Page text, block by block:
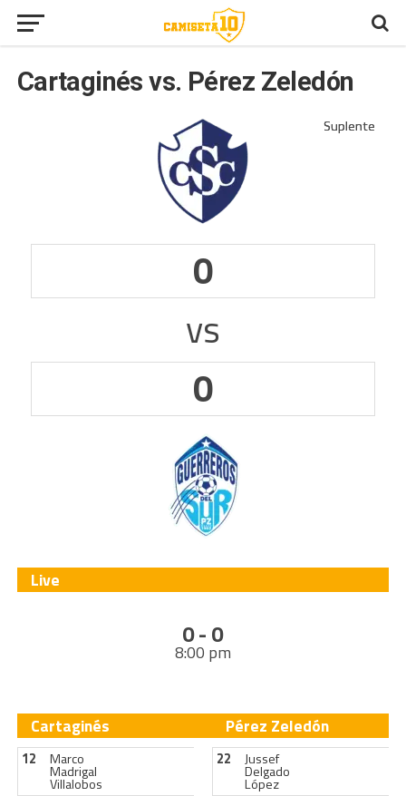
Cartaginés vs. Pérez Zeledón
0
vs
0
Live
0 - 0
8:00 pm
Cartaginés
12 Marco
Madrigal
Villalobos
Pérez Zeledón
22 Jussef
Delgado
López